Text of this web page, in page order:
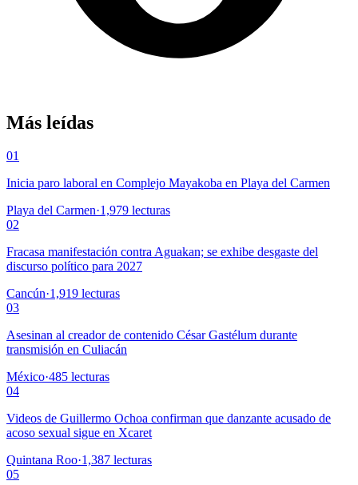
Más leídas
01
Inicia paro laboral en Complejo Mayakoba en Playa del Carmen
Playa del Carmen·1,979 lecturas
02
Fracasa manifestación contra Aguakan; se exhibe desgaste del
discurso político para 2027
Cancún·1,919 lecturas
03
Asesinan al creador de contenido César Gastélum durante
transmisión en Culiacán
México·485 lecturas
04
Videos de Guillermo Ochoa confirman que danzante acusado de
acoso sexual sigue en Xcaret
Quintana Roo·1,387 lecturas
05